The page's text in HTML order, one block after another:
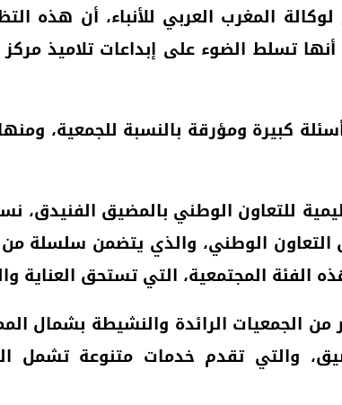
المغرب العربي للأنباء، أن
تسلط الضوء على إبداعات تلاميذ
كبيرة ومؤرقة بالنسبة للجمعية،
للتعاون الوطني بالمضيق الفنيدق،
تخليد المندوبية للذكرى ال 68 لتأسيس التعاون
الفئة المجتمعية، التي تستحق العناية
“الأوائل”، التي تأسست سنة 2012، تعتبر من الجمعيات
والتي تقدم خدمات متنوعة تشمل